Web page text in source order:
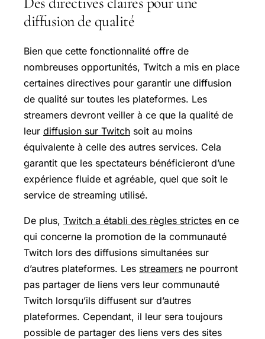
diffusion de qualité
Bien que cette fonctionnalité offre de
nombreuses opportunités, Twitch a mis en place
certaines directives pour garantir une diffusion
de qualité sur toutes les plateformes. Les
streamers devront veiller à ce que la qualité de
leur diffusion sur Twitch soit au moins
équivalente à celle des autres services. Cela
garantit que les spectateurs bénéficieront d’une
expérience fluide et agréable, quel que soit le
service de streaming utilisé.
De plus, Twitch a établi des règles strictes en ce
qui concerne la promotion de la communauté
Twitch lors des diffusions simultanées sur
d’autres plateformes. Les streamers ne pourront
pas partager de liens vers leur communauté
Twitch lorsqu’ils diffusent sur d’autres
plateformes. Cependant, il leur sera toujours
possible de partager des liens vers des sites